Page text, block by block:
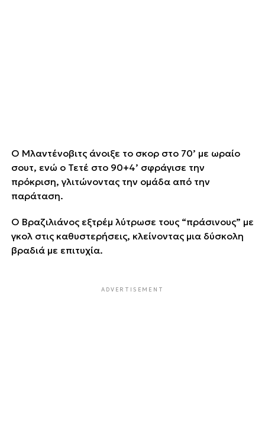
Ο Μλαντένοβιτς άνοιξε το σκορ στο 70’ με ωραίο
σουτ, ενώ ο Τετέ στο 90+4’ σφράγισε την
πρόκριση, γλιτώνοντας την ομάδα από την
παράταση.
Ο Βραζιλιάνος εξτρέμ λύτρωσε τους “πράσινους” με
γκολ στις καθυστερήσεις, κλείνοντας μια δύσκολη
βραδιά με επιτυχία.
ADVERTISEMENT